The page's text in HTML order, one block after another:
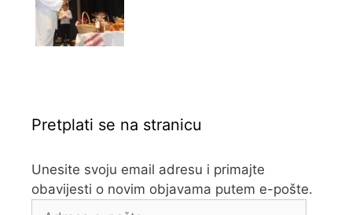
Pretplati se na stranicu
Unesite svoju email adresu i primajte
obavijesti o novim objavama putem e-pošte.